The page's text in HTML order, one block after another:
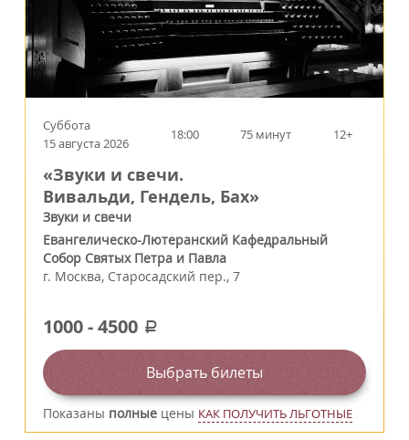
Суббота
15 августа 2026
18:00 75 минут 12+
«Звуки и свечи.
Вивальди, Гендель, Бах»
Звуки и свечи
Евангелическо-Лютеранский Кафедральный
Собор Святых Петра и Павла
г. Москва, Старосадский пер., 7
1000-4500 a
Выбрать билеты
Показаны полные цены КАК ПОЛУЧИТЬ ЛЬГОТНЫЕ